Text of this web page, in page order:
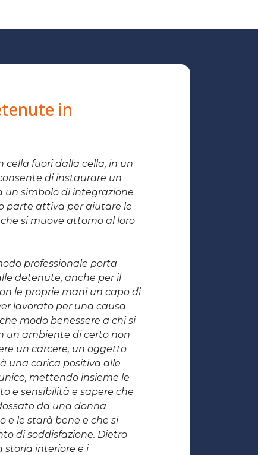
in
fuori dalla cella, in un
di instaurare un
un simbolo di integrazione
parte attiva per aiutare le
si muove attorno al loro
professionale porta
detenute, anche per il
le proprie mani un capo di
lavorato per una causa
modo benessere a chi si
un ambiente di certo non
un carcere, un oggetto
una carica positiva alle
mettendo insieme le
e sensibilità e sapere che
da una donna
e le starà bene e che si
di soddisfazione. Dietro
storia interiore e i